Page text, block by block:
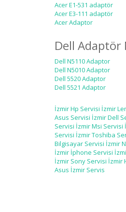
Acer E1-531 adaptör
Acer E3-111 adaptör
Acer Adaptor
Dell Adaptör
Dell N5110 Adaptor
Dell N5010 Adaptor
Dell 5520 Adaptor
Dell 5521 Adaptor
İzmir Hp Servisi İzmir
Asus Servisi İzmir Dell
Servisi İzmir Msi Servisi
Servisi İzmir Toshiba
Bilgisayar Servisi İzmir
İzmir İphone Servisi
İzmir Sony Servisi İzmir
Asus İzmir Servis